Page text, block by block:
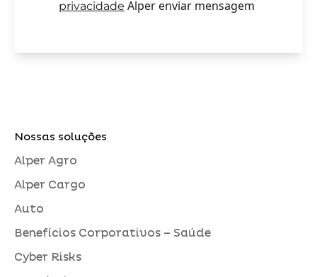
privacidade Alper enviar mensagem
Nossas soluções
Alper Agro
Alper Cargo
Auto
Benefícios Corporativos – Saúde
Cyber Risks